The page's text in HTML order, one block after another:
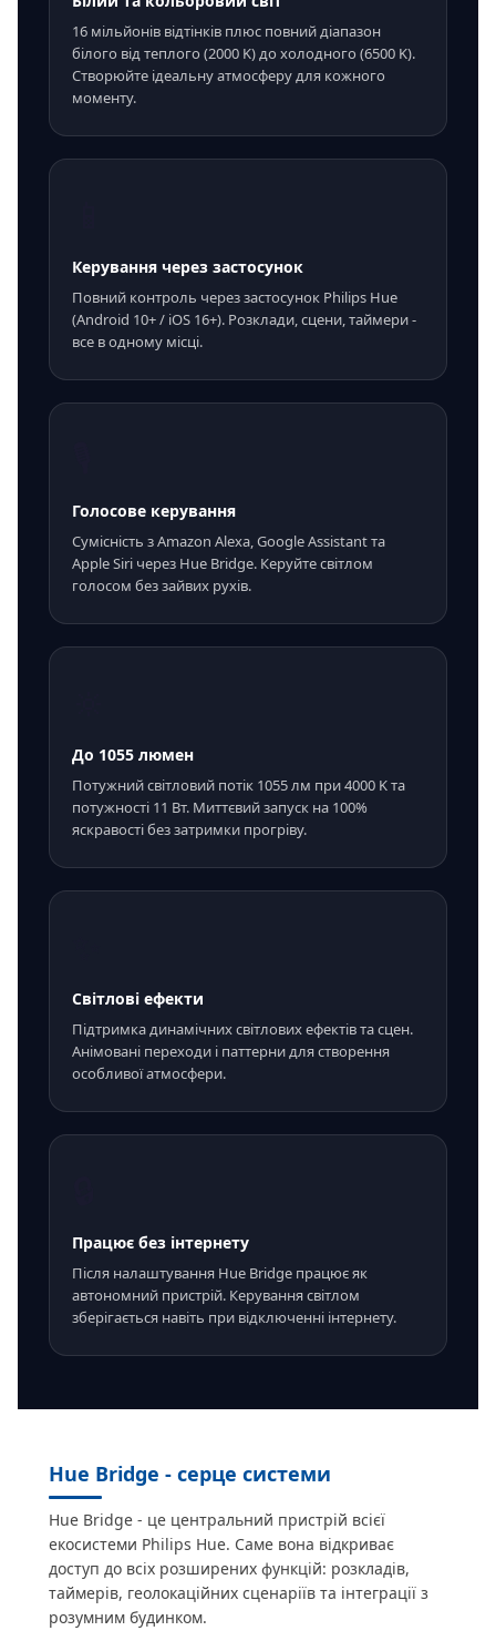
16 мільйонів відтінків плюс повний діапазон
білого від теплого (2000 K) до холодного (6500 K).
Створюйте ідеальну атмосферу для кожного
моменту.
Керування через застосунок
Повний контроль через застосунок Philips Hue
(Android 10+ / iOS 16+). Розклади, сцени, таймери -
все в одному місці.
Голосове керування
Сумісність з Amazon Alexa, Google Assistant та
Apple Siri через Hue Bridge. Керуйте світлом
голосом без зайвих рухів.
До 1055 люмен
Потужний світловий потік 1055 лм при 4000 K та
потужності 11 Вт. Миттєвий запуск на 100%
яскравості без затримки прогріву.
Світлові ефекти
Підтримка динамічних світлових ефектів та сцен.
Анімовані переходи і паттерни для створення
особливої атмосфери.
Працює без інтернету
Після налаштування Hue Bridge працює як
автономний пристрій. Керування світлом
зберігається навіть при відключенні інтернету.
Hue Bridge - серце системи
Hue Bridge - це центральний пристрій всієї
екосистеми Philips Hue. Саме вона відкриває
доступ до всіх розширених функцій: розкладів,
таймерів, геолокаційних сценаріїв та інтеграції з
розумним будинком.